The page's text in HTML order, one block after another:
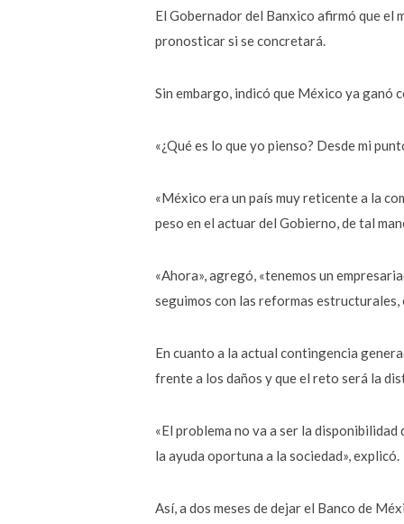
El Gobernador del Banxico afirmó que el
pronosticar si se concretará.
Sin embargo, indicó que México ya ganó
«¿Qué es lo que yo pienso? Desde mi
«México era un país muy reticente a la
peso en el actuar del Gobierno, de tal
«Ahora», agregó, «tenemos un
seguimos con las reformas estructurales,
En cuanto a la actual contingencia
frente a los daños y que el reto será la
«El problema no va a ser la
la ayuda oportuna a la sociedad», explicó.
Así, a dos meses de dejar el Banco de